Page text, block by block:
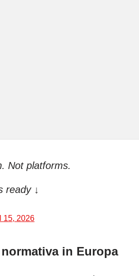
Not platforms.
ready ↓
15, 2026
in Europa